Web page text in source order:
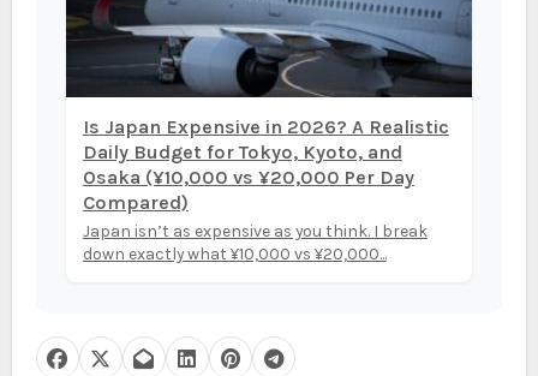
Is Japan Expensive in 2026? A Realistic
Daily Budget for Tokyo, Kyoto, and
Osaka (¥10,000 vs ¥20,000 Per Day
Compared)
Japan isn’t as expensive as you think. I break
down exactly what ¥10,000 vs ¥20,000...